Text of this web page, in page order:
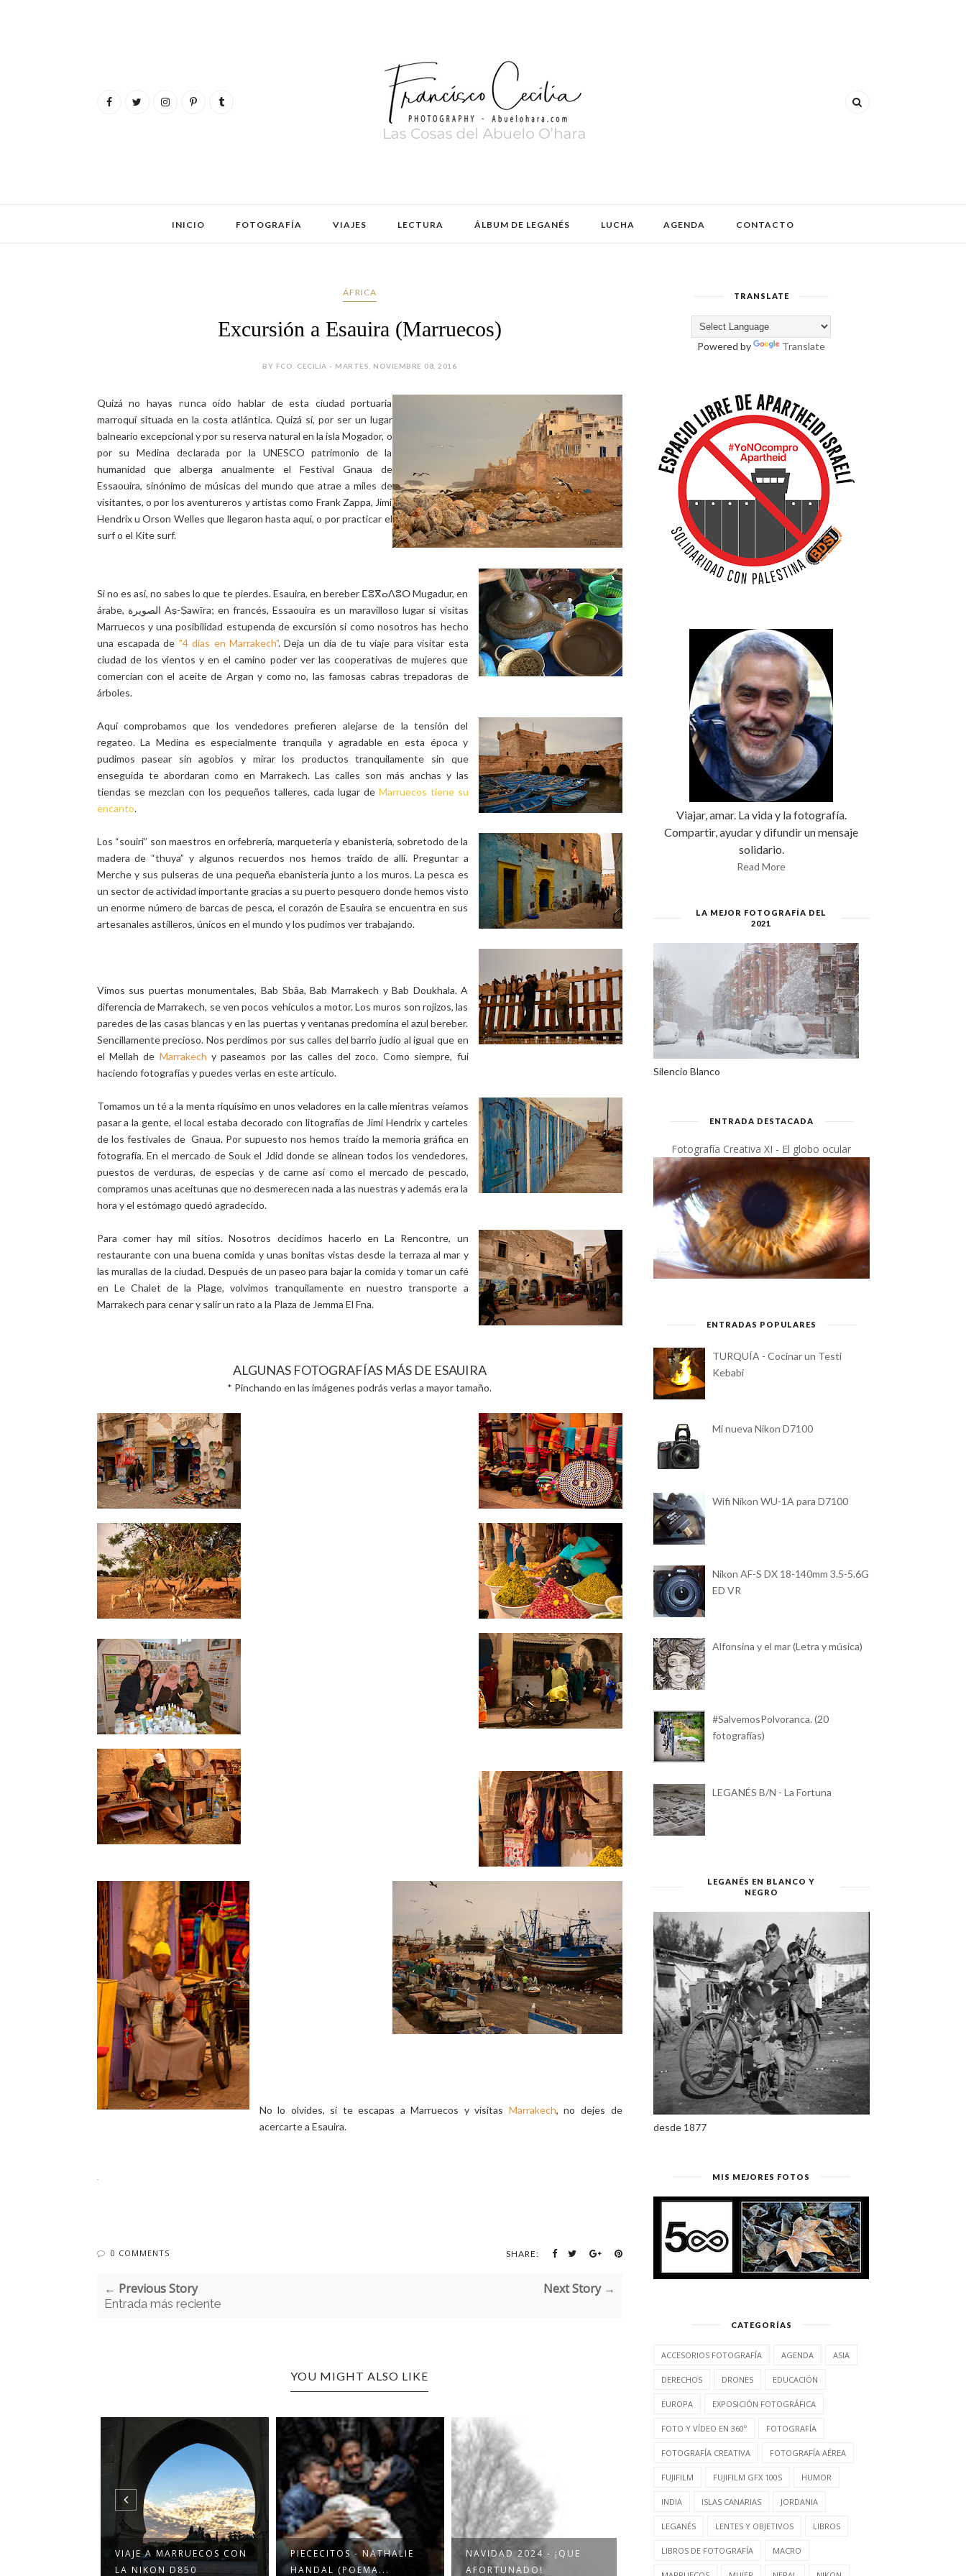
INICIO FOTOGRAFÍA VIAJES LECTURA ÁLBUM DE LEGANÉS LUCHA AGENDA CONTACTO
ÁFRICA
Excursión a Esauira (Marruecos)
BY FCO. CECILIA - MARTES, NOVIEMBRE 08, 2016
Quizá no hayas nunca oído hablar de esta ciudad portuaria
marroquí situada en la costa atlántica. Quizá sí, por ser un lugar
balneario excepcional y por su reserva natural en la isla Mogador, o
por su Medina declarada por la UNESCO patrimonio de la
humanidad que alberga anualmente el Festival Gnaua de
Essaouira, sinónimo de músicas del mundo que atrae a miles de
visitantes, o por los aventureros y artistas como Frank Zappa, Jimi
Hendrix u Orson Welles que llegaron hasta aquí, o por practicar el
surf o el Kite surf.
Si no es así, no sabes lo que te pierdes. Esauira, en bereber ⵎⵓⴳⴰⴷⵓⵔ Mugadur, en
árabe, الصويرة Aṣ-Ṣawīra; en francés, Essaouira es un maravilloso lugar si visitas
Marruecos y una posibilidad estupenda de excursión si como nosotros has hecho
una escapada de "4 días en Marrakech". Deja un día de tu viaje para visitar esta
ciudad de los vientos y en el camino poder ver las cooperativas de mujeres que
comercian con el aceite de Argan y como no, las famosas cabras trepadoras de
árboles.
Aquí comprobamos que los vendedores prefieren alejarse de la tensión del
regateo. La Medina es especialmente tranquila y agradable en esta época y
pudimos pasear sin agobios y mirar los productos tranquilamente sin que
enseguida te abordaran como en Marrakech. Las calles son más anchas y las
tiendas se mezclan con los pequeños talleres, cada lugar de Marruecos tiene su
encanto.
Los “souiri” son maestros en orfebrería, marquetería y ebanistería, sobretodo de la
madera de “thuya” y algunos recuerdos nos hemos traído de allí. Preguntar a
Merche y sus pulseras de una pequeña ebanistería junto a los muros. La pesca es
un sector de actividad importante gracias a su puerto pesquero donde hemos visto
un enorme número de barcas de pesca, el corazón de Esauira se encuentra en sus
artesanales astilleros, únicos en el mundo y los pudimos ver trabajando.
Vimos sus puertas monumentales, Bab Sbâa, Bab Marrakech y Bab Doukhala. A
diferencia de Marrakech, se ven pocos vehículos a motor. Los muros son rojizos, las
paredes de las casas blancas y en las puertas y ventanas predomina el azul bereber.
Sencillamente precioso. Nos perdimos por sus calles del barrio judío al igual que en
el Mellah de Marrakech y paseamos por las calles del zoco. Como siempre, fui
haciendo fotografías y puedes verlas en este artículo.
Tomamos un té a la menta riquísimo en unos veladores en la calle mientras veíamos
pasar a la gente, el local estaba decorado con litografías de Jimi Hendrix y carteles
de los festivales de Gnaua. Por supuesto nos hemos traído la memoria gráfica en
fotografía. En el mercado de Souk el Jdid donde se alinean todos los vendedores,
puestos de verduras, de especias y de carne así como el mercado de pescado,
compramos unas aceitunas que no desmerecen nada a las nuestras y además era la
hora y el estómago quedó agradecido.
Para comer hay mil sitios. Nosotros decidimos hacerlo en La Rencontre, un
restaurante con una buena comida y unas bonitas vistas desde la terraza al mar y
las murallas de la ciudad. Después de un paseo para bajar la comida y tomar un café
en Le Chalet de la Plage, volvimos tranquilamente en nuestro transporte a
Marrakech para cenar y salir un rato a la Plaza de Jemma El Fna.
ALGUNAS FOTOGRAFÍAS MÁS DE ESAUIRA
* Pinchando en las imágenes podrás verlas a mayor tamaño.
No lo olvides, si te escapas a Marruecos y visitas Marrakech, no dejes de
acercarte a Esauira.
0 COMMENTS SHARE:
← Previous Story
Entrada más reciente
Next Story →
YOU MIGHT ALSO LIKE
VIAJE A MARRUECOS CON
LA NIKON D850
PIECECITOS - NATHALIE
HANDAL (POEMA...
NAVIDAD 2024 - ¡QUE
AFORTUNADO!
5 EXPOSICIONES Y UN
PREMIO NACIONAL...
TRANSLATE
Powered by Translate
Viajar, amar. La vida y la fotografía.
Compartir, ayudar y difundir un mensaje
solidario.
Read More
LA MEJOR FOTOGRAFÍA DEL
2021
Silencio Blanco
ENTRADA DESTACADA
Fotografía Creativa XI - El globo ocular
ENTRADAS POPULARES
TURQUÍA - Cocinar un Testi
Kebabi
Mi nueva Nikon D7100
Wifi Nikon WU-1A para D7100
Nikon AF-S DX 18-140mm 3.5-5.6G
ED VR
Alfonsina y el mar (Letra y música)
#SalvemosPolvoranca. (20
fotografías)
LEGANÉS B/N - La Fortuna
LEGANÉS EN BLANCO Y
NEGRO
desde 1877
MIS MEJORES FOTOS
CATEGORÍAS
ACCESORIOS FOTOGRAFÍA AGENDA ASIA
DERECHOS DRONES EDUCACIÓN
EUROPA EXPOSICIÓN FOTOGRÁFICA
FOTO Y VÍDEO EN 360º FOTOGRAFÍA
FOTOGRAFÍA CREATIVA FOTOGRAFÍA AÉREA
FUJIFILM FUJIFILM GFX 100S HUMOR
INDIA ISLAS CANARIAS JORDANIA
LEGANÉS LENTES Y OBJETIVOS LIBROS
LIBROS DE FOTOGRAFÍA MACRO